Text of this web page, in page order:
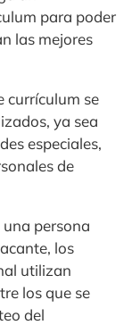
para poder
las mejores
currículum se
ya sea
especiales,
de
persona
los
utilizan
los que se
del